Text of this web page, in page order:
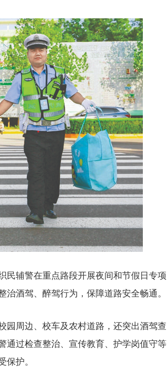
民辅警在重点路段开展夜间和节假日专项
酒驾、醉驾行为，保障道路安全畅通。
园周边、校车及农村道路，还突出酒驾查
通过检查整治、宣传教育、护学岗值守等
保护。